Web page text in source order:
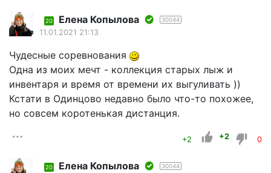
20 Елена Копылова 30044
11.01.2021 21:13
Чудесные соревнования
Одна из моих мечт - коллекция старых лыж и
инвентаря и время от времени их выгуливать ))
Кстати в Одинцово недавно было что-то похожее,
но совсем коротенькая дистанция.
+2 +2 0
20 Елена Копылова 30044